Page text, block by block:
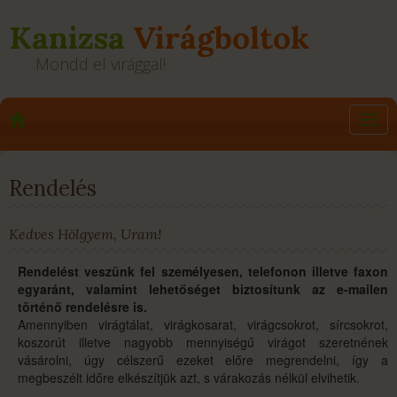
Kanizsa Virágboltok
Mondd el virággal!
Virágküldés
futárszolgálat
TOVÁBB
Rendelés
Kedves Hölgyem, Uram!
Rendelést veszünk fel személyesen, telefonon illetve faxon
egyaránt, valamint lehetőséget biztosítunk az e-mailen
történő rendelésre is.
Amennyiben virágtálat, virágkosarat, virágcsokrot, sírcsokrot,
koszorút illetve nagyobb mennyiségű virágot szeretnének
vásárolni, úgy célszerű ezeket előre megrendelni, így a
megbeszélt időre elkészítjük azt, s várakozás nélkül elvihetik.